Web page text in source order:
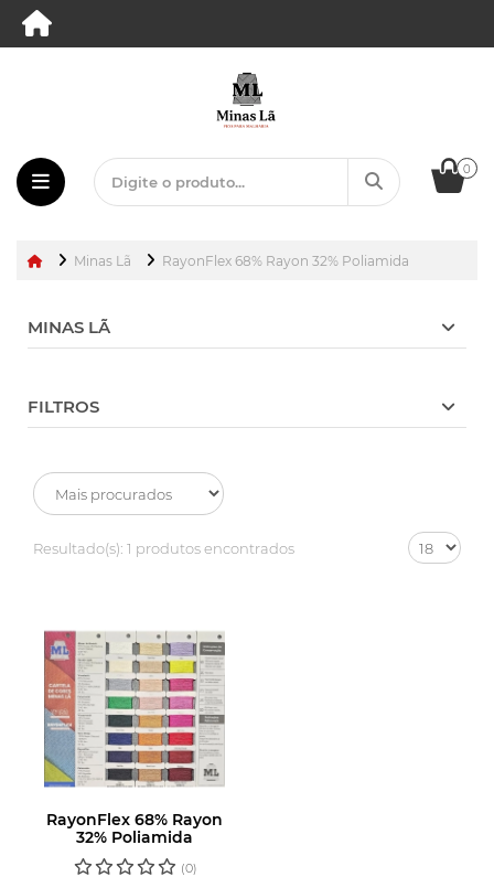
0
Minas Lã RayonFlex 68% Rayon 32% Poliamida
MINAS LÃ
FILTROS
Resultado(s): 1 produtos encontrados
RayonFlex 68% Rayon
32% Poliamida
(0)